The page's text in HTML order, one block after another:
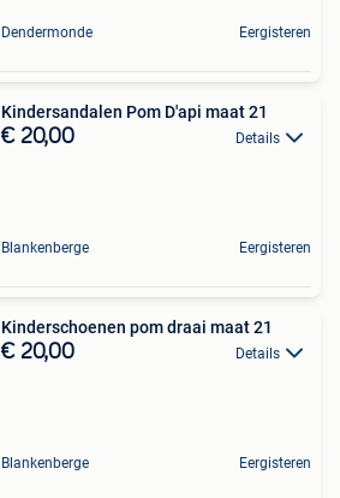
Dendermonde Eergisteren
Kindersandalen Pom D'api maat 21
€ 20,00 Details
Blankenberge Eergisteren
Kinderschoenen pom draai maat 21
€ 20,00 Details
Blankenberge Eergisteren